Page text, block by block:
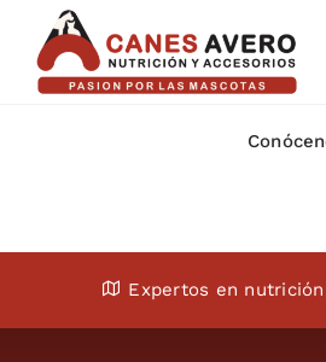
content
Expertos en